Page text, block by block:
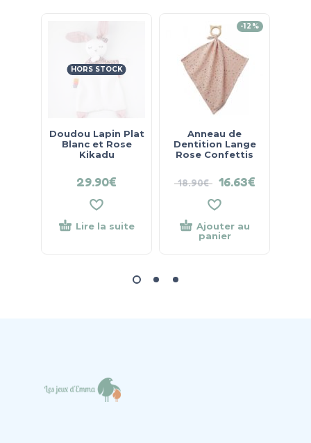
HORS STOCK
Doudou Lapin Plat
Blanc et Rose
Kikadu
29.90€
Lire la suite
-12%
Anneau de
Dentition Lange
Rose Confettis
18.90€ 16.63€
Ajouter au
panier